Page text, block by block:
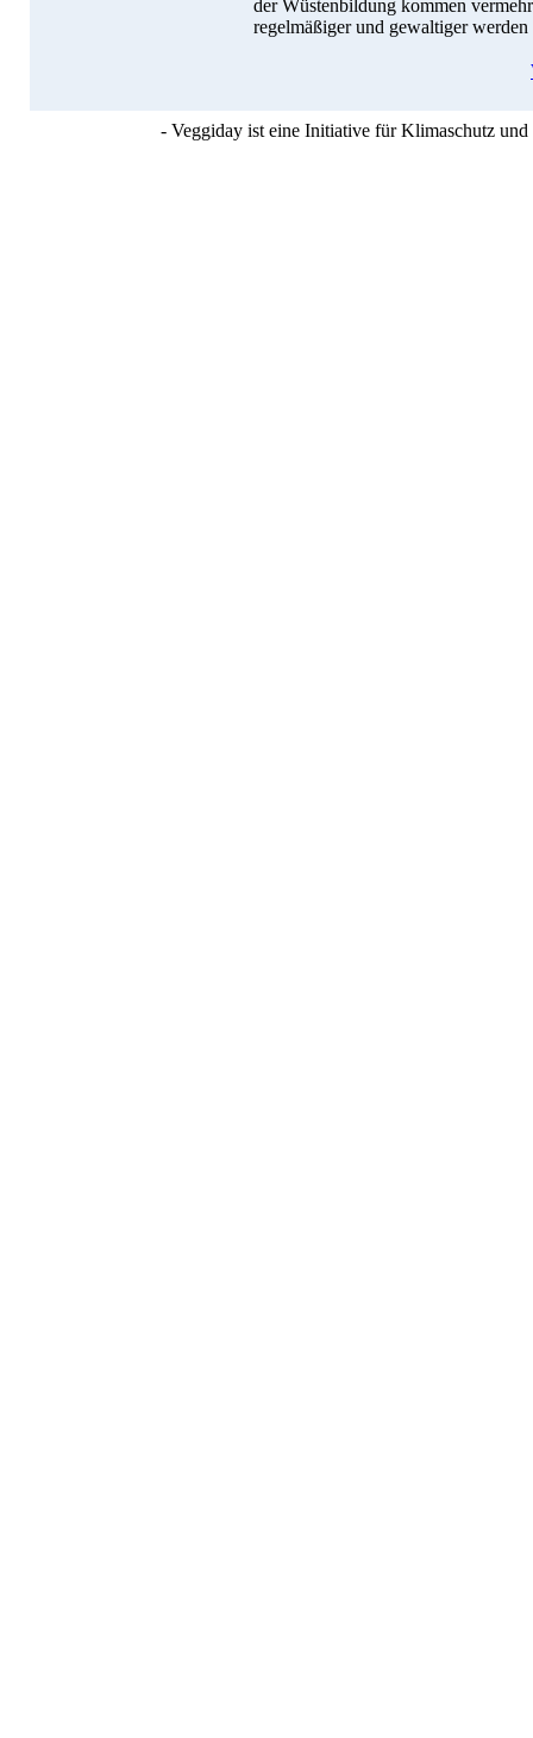
der Wüstenbildung kommen
regelmäßiger und gewaltiger
- Veggiday ist eine Initiative für Klimaschutz